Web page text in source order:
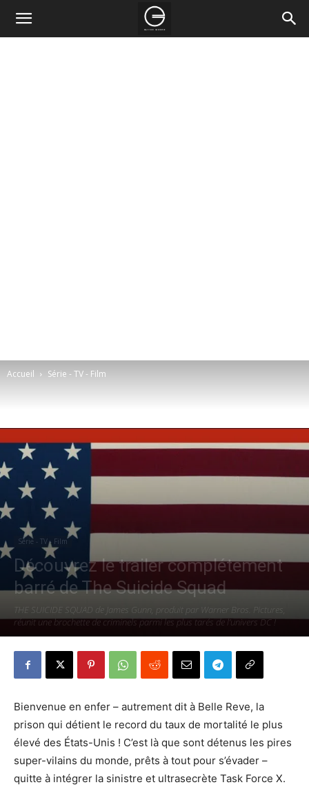
Accueil Série - TV - Film
Série - TV - Film
Découvrez le trailer complétement
barré de The Suicide Squad
THE SUICIDE SQUAD de James Gunn, produit par Warner Bros. Pictures,
réunit une brochette de criminels parmi les plus tarés de l’univers DC !
Bienvenue en enfer – autrement dit à Belle Reve, la
prison qui détient le record du taux de mortalité le plus
élevé des États-Unis ! C’est là que sont détenus les pires
super-vilains du monde, prêts à tout pour s’évader –
quitte à intégrer la sinistre et ultrasecrète Task Force X.